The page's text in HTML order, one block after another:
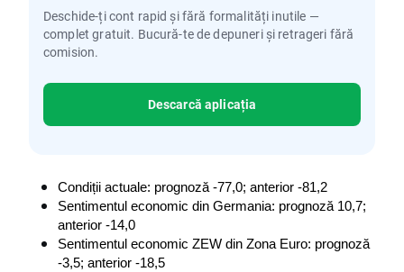
Deschide-ți cont rapid și fără formalități inutile —
complet gratuit. Bucură-te de depuneri și retrageri fără
comision.
Descarcă aplicația
Condiții actuale: prognoză -77,0; anterior -81,2
Sentimentul economic din Germania: prognoză 10,7;
anterior -14,0
Sentimentul economic ZEW din Zona Euro: prognoză
-3,5; anterior -18,5